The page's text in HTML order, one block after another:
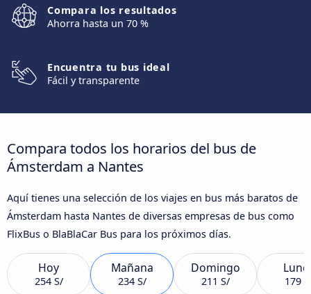
Compara los resultados
Ahorra hasta un 70 %
Encuentra tu bus ideal
Fácil y transparente
Compara todos los horarios del bus de
Ámsterdam a Nantes
Aquí tienes una selección de los viajes en bus más baratos de
Ámsterdam hasta Nantes de diversas empresas de bus como
FlixBus o BlaBlaCar Bus para los próximos días.
Hoy
254 S/
Mañana
234 S/
Domingo
211 S/ 179